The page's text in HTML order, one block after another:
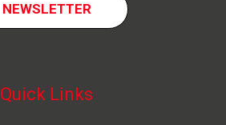
NEWSLETTER
Quick Links